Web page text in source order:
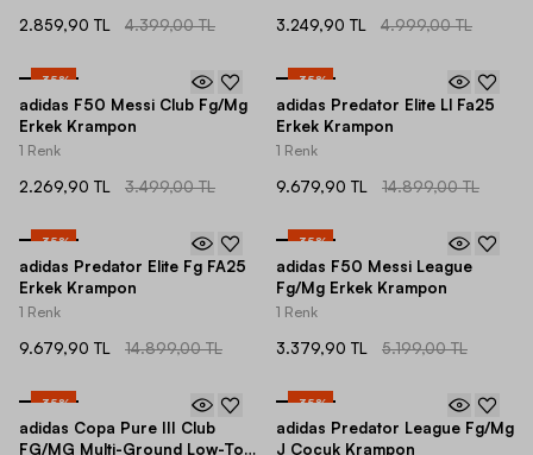
2.859,90 TL 4.399,00 TL 3.249,90 TL 4.999,00 TL
-35%
adidas F50 Messi Club Fg/Mg
Erkek Krampon
1 Renk
2.269,90 TL 3.499,00 TL
-35%
adidas Predator Elite Ll Fa25
Erkek Krampon
1 Renk
9.679,90 TL 14.899,00 TL
-35%
adidas Predator Elite Fg FA25
Erkek Krampon
1 Renk
9.679,90 TL 14.899,00 TL
-35%
adidas F50 Messi League
Fg/Mg Erkek Krampon
1 Renk
3.379,90 TL 5.199,00 TL
-35%
adidas Copa Pure III Club
FG/MG Multi-Ground Low-Top
-35%
adidas Predator League Fg/Mg
J Çocuk Krampon